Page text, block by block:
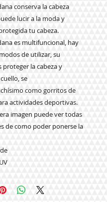
conserva la cabeza
lucir a la moda y
tu cabeza.
es multifuncional, hay
de utilizar, su
proteger la cabeza y
se
como gorritos de
actividades deportivas.
imagen puede ver todas
de como poder ponerse la